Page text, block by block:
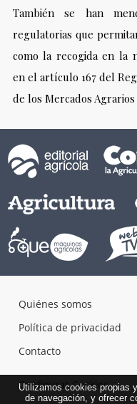
También se han
regulatorias que
como la recogida en la
en el artículo 167 del
de los Mercados Agrarios
Quiénes somos
Política de privacidad
Contacto
Configurar Cookies
Utilizamos cookies propias
de navegación, y ofrecer